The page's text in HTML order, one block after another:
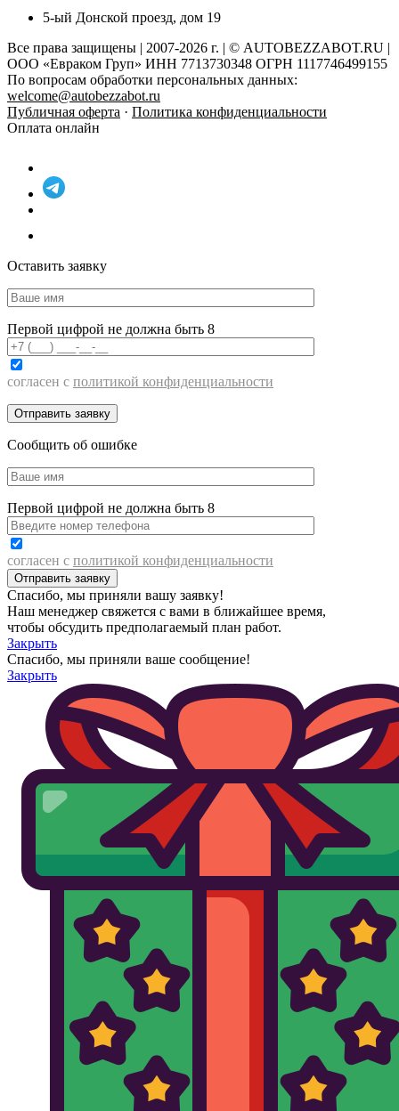
5-ый Донской проезд, дом 19
Все права защищены | 2007-2026 г. | © AUTOBEZZABOT.RU |
ООО «Евраком Груп» ИНН 7713730348 ОГРН 1117746499155
По вопросам обработки персональных данных:
welcome@autobezzabot.ru
Публичная оферта · Политика конфиденциальности
Оплата онлайн
Оставить заявку
Первой цифрой не должна быть 8
согласен с политикой конфиденциальности
Сообщить об ошибке
Первой цифрой не должна быть 8
согласен с политикой конфиденциальности
Спасибо, мы приняли вашу заявку!
Наш менеджер свяжется с вами в ближайшее время,
чтобы обсудить предполагаемый план работ.
Закрыть
Спасибо, мы приняли ваше сообщение!
Закрыть